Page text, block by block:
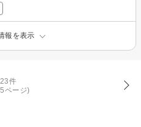
報を表示
件
ページ)